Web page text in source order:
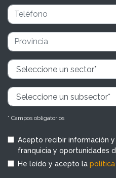
* Campos obligatorios
Acepto recibir información
franquicia y oportunidades
He leído y acepto la